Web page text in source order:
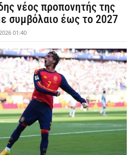
νέος προπονητής της
συμβόλαιο έως το 2027
01:40